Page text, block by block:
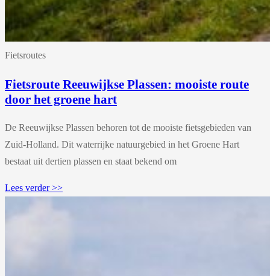
Fietsroutes
Fietsroute Reeuwijkse Plassen: mooiste route
door het groene hart
De Reeuwijkse Plassen behoren tot de mooiste fietsgebieden van
Zuid-Holland. Dit waterrijke natuurgebied in het Groene Hart
bestaat uit dertien plassen en staat bekend om
Lees verder >>